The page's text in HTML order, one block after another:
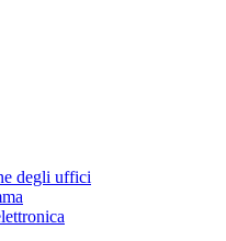
degli uffici